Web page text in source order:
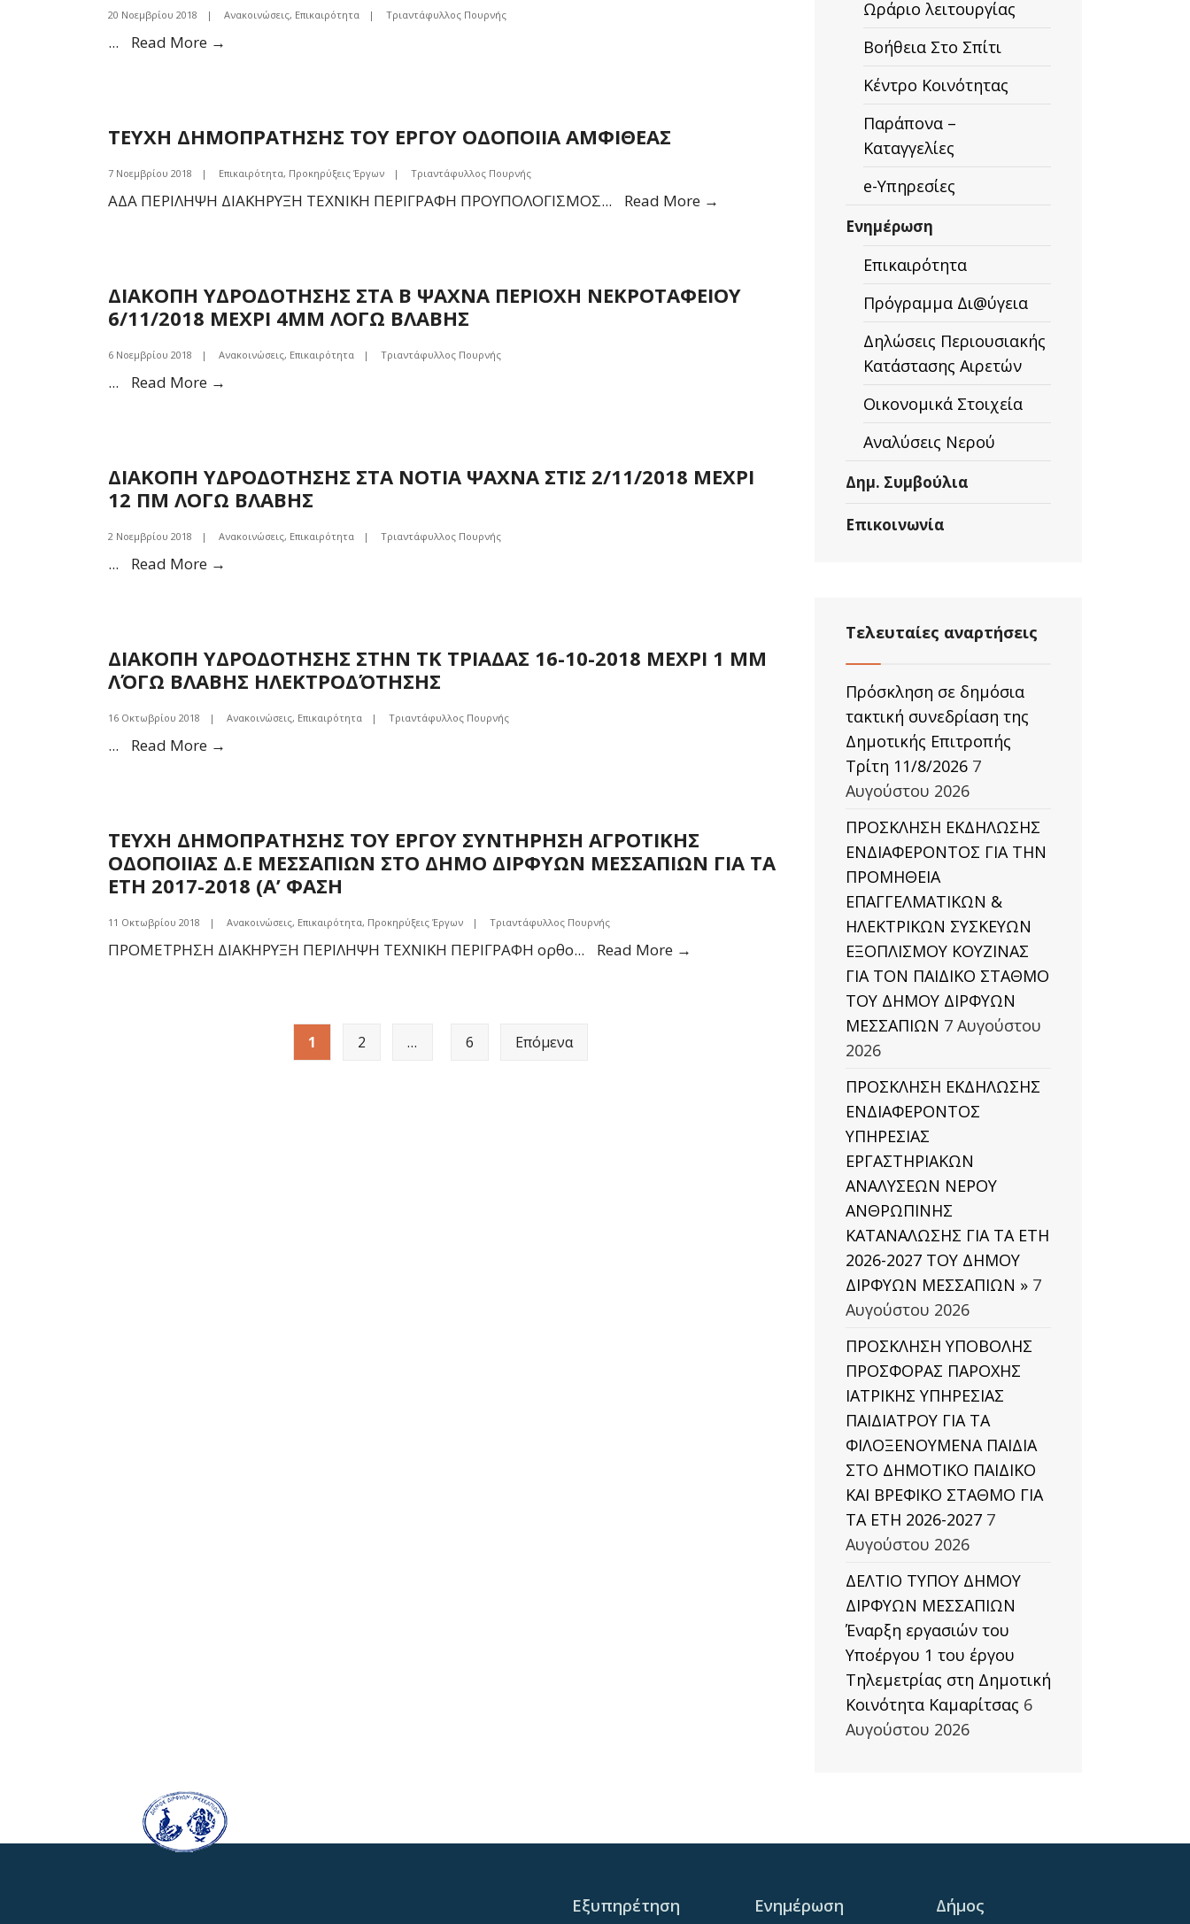
ΤΟΥ
ΔΙΚΤΥΟΥ
20 Νοεμβρίου 2018 | Ανακοινώσεις, Επικαιρότητα | Τριαντάφυλλος Πουρνής
... Read More →
ΠΟΛΙΤΙΚΩΝ
ΚΑΙ
14
ΛΟΓΩ
ΣΥΝΤΗΡΗΣΗΣ
ΤΕΥΧΗ ΔΗΜΟΠΡΑΤΗΣΗΣ ΤΟΥ ΕΡΓΟΥ ΟΔΟΠΟΙΙΑ ΑΜΦΙΘΕΑΣ
7 Νοεμβρίου 2018 | Επικαιρότητα, Προκηρύξεις Έργων | Τριαντάφυλλος Πουρνής
ΑΔΑ ΠΕΡΙΛΗΨΗ ΔΙΑΚΗΡΥΞΗ ΤΕΧΝΙΚΗ ΠΕΡΙΓΡΑΦΗ ΠΡΟΥΠΟΛΟΓΙΣΜΟΣ... Read More →
ΟΔΟΠΟΙΙΑ
ΔΙΑΚΟΠΗ ΥΔΡΟΔΟΤΗΣΗΣ ΣΤΑ Β ΨΑΧΝΑ ΠΕΡΙΟΧΗ ΝΕΚΡΟΤΑΦΕΙΟΥ
6/11/2018 ΜΕΧΡΙ 4ΜΜ ΛΟΓΩ ΒΛΑΒΗΣ
6 Νοεμβρίου 2018 | Ανακοινώσεις, Επικαιρότητα | Τριαντάφυλλος Πουρνής
... Read More →
ΨΑΧΝΑ
ΠΕΡΙΟΧΗ
6/11/2018
ΔΙΑΚΟΠΗ ΥΔΡΟΔΟΤΗΣΗΣ ΣΤΑ ΝΟΤΙΑ ΨΑΧΝΑ ΣΤΙΣ 2/11/2018 ΜΕΧΡΙ
12 ΠΜ ΛΟΓΩ ΒΛΑΒΗΣ
2 Νοεμβρίου 2018 | Ανακοινώσεις, Επικαιρότητα | Τριαντάφυλλος Πουρνής
... Read More →
ΨΑΧΝΑ
ΣΤΙΣ
ΔΙΑΚΟΠΗ ΥΔΡΟΔΟΤΗΣΗΣ ΣΤΗΝ ΤΚ ΤΡΙΑΔΑΣ 16-10-2018 ΜΕΧΡΙ 1 ΜΜ
ΛΌΓΩ ΒΛΑΒΗΣ ΗΛΕΚΤΡΟΔΌΤΗΣΗΣ
16 Οκτωβρίου 2018 | Ανακοινώσεις, Επικαιρότητα | Τριαντάφυλλος Πουρνής
... Read More →
ΤΡΙΑΔΑΣ
16-
10-
1
ΗΛΕΚΤΡΟΔΌΤΗΣΗΣ
ΤΕΥΧΗ ΔΗΜΟΠΡΑΤΗΣΗΣ ΤΟΥ ΕΡΓΟΥ ΣΥΝΤΗΡΗΣΗ ΑΓΡΟΤΙΚΗΣ
ΟΔΟΠΟΙΙΑΣ Δ.Ε ΜΕΣΣΑΠΙΩΝ ΣΤΟ ΔΗΜΟ ΔΙΡΦΥΩΝ ΜΕΣΣΑΠΙΩΝ ΓΙΑ ΤΑ
ΕΤΗ 2017-2018 (Α’ ΦΑΣΗ
11 Οκτωβρίου 2018 | Ανακοινώσεις, Επικαιρότητα, Προκηρύξεις Έργων | Τριαντάφυλλος Πουρνής
ΠΡΟΜΕΤΡΗΣΗ ΔΙΑΚΗΡΥΞΗ ΠΕΡΙΛΗΨΗ ΤΕΧΝΙΚΗ ΠΕΡΙΓΡΑΦΗ ορθο... Read More →
1 2 … 6 Επόμενα
Ωράριο λειτουργίας
Βοήθεια Στο Σπίτι
Κέντρο Κοινότητας
Παράπονα –
Καταγγελίες
e-Υπηρεσίες
Ενημέρωση
Επικαιρότητα
Πρόγραμμα Δι@ύγεια
Δηλώσεις Περιουσιακής
Κατάστασης Αιρετών
Οικονομικά Στοιχεία
Αναλύσεις Νερού
Δημ. Συμβούλια
Επικοινωνία
Τελευταίες αναρτήσεις
Πρόσκληση σε δημόσια
τακτική συνεδρίαση της
Δημοτικής Επιτροπής
Τρίτη 11/8/2026 7
Αυγούστου 2026
ΠΡΟΣΚΛΗΣΗ ΕΚΔΗΛΩΣΗΣ
ΕΝΔΙΑΦΕΡΟΝΤΟΣ ΓΙΑ ΤΗΝ
ΠΡΟΜΗΘΕΙΑ
ΕΠΑΓΓΕΛΜΑΤΙΚΩΝ &
ΗΛΕΚΤΡΙΚΩΝ ΣΥΣΚΕΥΩΝ
ΕΞΟΠΛΙΣΜΟΥ ΚΟΥΖΙΝΑΣ
ΓΙΑ ΤΟΝ ΠΑΙΔΙΚΟ ΣΤΑΘΜΟ
ΤΟΥ ΔΗΜΟΥ ΔΙΡΦΥΩΝ
ΜΕΣΣΑΠΙΩΝ 7 Αυγούστου
2026
ΠΡΟΣΚΛΗΣΗ ΕΚΔΗΛΩΣΗΣ
ΕΝΔΙΑΦΕΡΟΝΤΟΣ
ΥΠΗΡΕΣΙΑΣ
ΕΡΓΑΣΤΗΡΙΑΚΩΝ
ΑΝΑΛΥΣΕΩΝ ΝΕΡΟΥ
ΑΝΘΡΩΠΙΝΗΣ
ΚΑΤΑΝΑΛΩΣΗΣ ΓΙΑ ΤΑ ΕΤΗ
2026-2027 ΤΟΥ ΔΗΜΟΥ
ΔΙΡΦΥΩΝ ΜΕΣΣΑΠΙΩΝ » 7
Αυγούστου 2026
ΠΡΟΣΚΛΗΣΗ ΥΠΟΒΟΛΗΣ
ΠΡΟΣΦΟΡΑΣ ΠΑΡΟΧΗΣ
ΙΑΤΡΙΚΗΣ ΥΠΗΡΕΣΙΑΣ
ΠΑΙΔΙΑΤΡΟΥ ΓΙΑ ΤΑ
ΦΙΛΟΞΕΝΟΥΜΕΝΑ ΠΑΙΔΙΑ
ΣΤΟ ΔΗΜΟΤΙΚΟ ΠΑΙΔΙΚΟ
ΚΑΙ ΒΡΕΦΙΚΟ ΣΤΑΘΜΟ ΓΙΑ
ΤΑ ΕΤΗ 2026-2027 7
Αυγούστου 2026
ΔΕΛΤΙΟ ΤΥΠΟΥ ΔΗΜΟΥ
ΔΙΡΦΥΩΝ ΜΕΣΣΑΠΙΩΝ
Έναρξη εργασιών του
Υποέργου 1 του έργου
Τηλεμετρίας στη Δημοτική
Κοινότητα Καμαρίτσας 6
Αυγούστου 2026
Εξυπηρέτηση Ενημέρωση Δήμος